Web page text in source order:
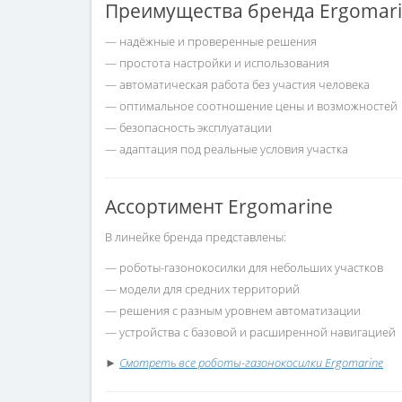
Преимущества бренда
— надёжные и проверенные решения
— простота настройки и использования
— автоматическая работа без участия человека
— оптимальное соотношение цены и возможностей
— безопасность эксплуатации
— адаптация под реальные условия участка
Ассортимент Ergomarine
В линейке бренда представлены:
— роботы-газонокосилки для небольших участков
— модели для средних территорий
— решения с разным уровнем автоматизации
— устройства с базовой и расширенной навигацией
► Смотреть все роботы-газонокосилки Ergomarine